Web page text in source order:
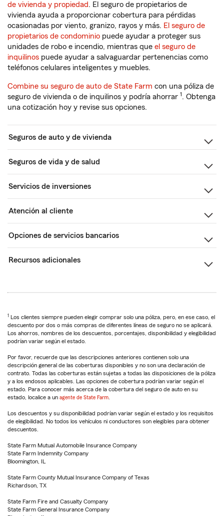
de vivienda y propiedad. El seguro de propietarios de
vivienda ayuda a proporcionar cobertura para pérdidas
ocasionadas por viento, granizo, rayos y más. El seguro de
propietarios de condominio puede ayudar a proteger sus
unidades de robo e incendio, mientras que el seguro de
inquilinos puede ayudar a salvaguardar pertenencias como
teléfonos celulares inteligentes y muebles.
Combine su seguro de auto de State Farm con una póliza de
seguro de vivienda o de inquilinos y podría ahorrar 1. Obtenga
una cotización hoy y revise sus opciones.
Seguros de auto y de vivienda
Seguros de vida y de salud
Servicios de inversiones
Atención al cliente
Opciones de servicios bancarios
Recursos adicionales
1 Los clientes siempre pueden elegir comprar solo una póliza, pero, en ese caso, el
descuento por dos o más compras de diferentes líneas de seguro no se aplicará.
Los ahorros, nombres de los descuentos, porcentajes, disponibilidad y elegibilidad
podrían variar según el estado.
Por favor, recuerde que las descripciones anteriores contienen solo una
descripción general de las coberturas disponibles y no son una declaración de
contrato. Todas las coberturas están sujetas a todas las disposiciones de la póliza
y a los endosos aplicables. Las opciones de cobertura podrían variar según el
estado. Para conocer más acerca de la cobertura del seguro de auto en su
estado, localice a un agente de State Farm
Los descuentos y su disponibilidad podrían variar según el estado y los requisitos
de elegibilidad. No todos los vehículos ni conductores son elegibles para obtener
descuentos.
State Farm Mutual Automobile Insurance Company
State Farm Indemnity Company
Bloomington, IL
State Farm County Mutual Insurance Company of Texas
Richardson, TX
State Farm Fire and Casualty Company
State Farm General Insurance Company